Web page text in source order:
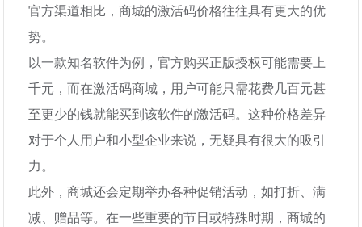
官方渠道相比，商城的激活码价格往往具有更大的优
势。
以一款知名软件为例，官方购买正版授权可能需要上
千元，而在激活码商城，用户可能只需花费几百元甚
至更少的钱就能买到该软件的激活码。这种价格差异
对于个人用户和小型企业来说，无疑具有很大的吸引
力。
此外，商城还会定期举办各种促销活动，如打折、满
减、赠品等。在一些重要的节日或特殊时期，商城的